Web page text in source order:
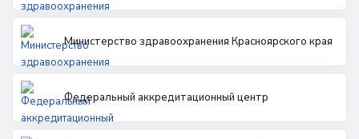
Министерство здравоохранения Красноярского края
Федеральный аккредитационный центр